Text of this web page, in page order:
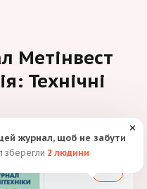
Метінвест
Технічні
журнал, щоб не забути
зберегли 2 людини
✕